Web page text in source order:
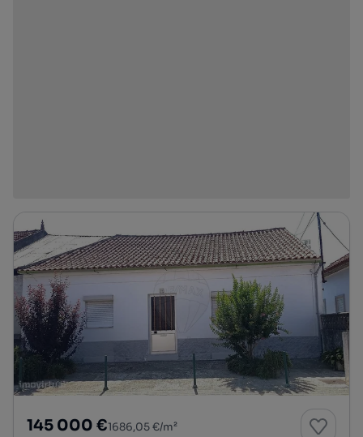
145 000 €1686,05 €/m²